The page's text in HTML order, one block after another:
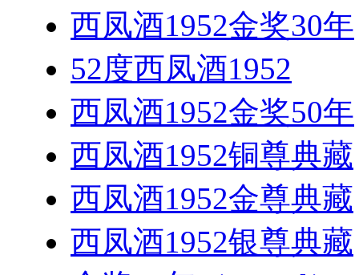
西凤酒1952金奖30年
52度西凤酒1952
西凤酒1952金奖50年
西凤酒1952铜尊典藏
西凤酒1952金尊典藏
西凤酒1952银尊典藏